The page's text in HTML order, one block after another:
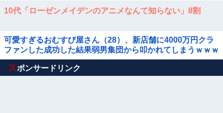
10代「ローゼンメイデンのアニメなんて知らない」8割
可愛すぎるおむすび屋さん（28）、新店舗に4000万円クラ
ファンした成功した結果弱男集団から叩かれてしまうｗｗｗ
ｗ
Powered by livedoor 相互RSS
スポンサードリンク